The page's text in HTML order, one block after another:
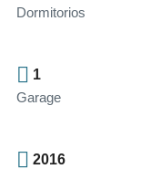
Dormitorios
1
Garage
2016